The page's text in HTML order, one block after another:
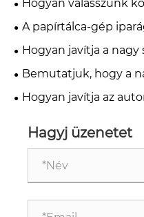
Hogyan válasszunk
automatikus
papírpohárgyárak
A papírtálca-gép
automatizálás,
megoldások
Hogyan javítja a
a termelés
Bemutatjuk, hogy a
papírpohárgépek
kapacitást
Hogyan javítja az
Hagyj üzenetet